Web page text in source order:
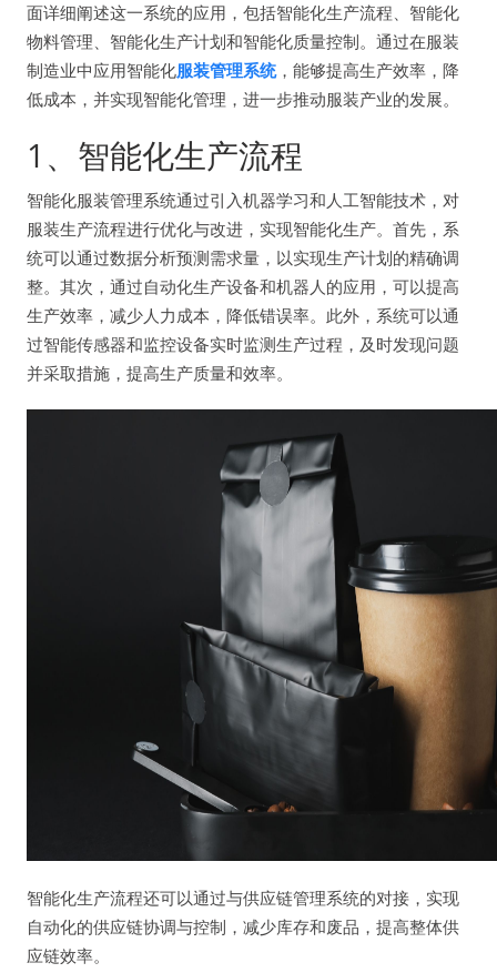
面详细阐述这一系统的应用，包括智能化生产流程、智能化
物料管理、智能化生产计划和智能化质量控制。通过在服装
制造业中应用智能化服装管理系统，能够提高生产效率，降
低成本，并实现智能化管理，进一步推动服装产业的发展。
1、智能化生产流程
智能化服装管理系统通过引入机器学习和人工智能技术，对
服装生产流程进行优化与改进，实现智能化生产。首先，系
统可以通过数据分析预测需求量，以实现生产计划的精确调
整。其次，通过自动化生产设备和机器人的应用，可以提高
生产效率，减少人力成本，降低错误率。此外，系统可以通
过智能传感器和监控设备实时监测生产过程，及时发现问题
并采取措施，提高生产质量和效率。
智能化生产流程还可以通过与供应链管理系统的对接，实现
自动化的供应链协调与控制，减少库存和废品，提高整体供
应链效率。